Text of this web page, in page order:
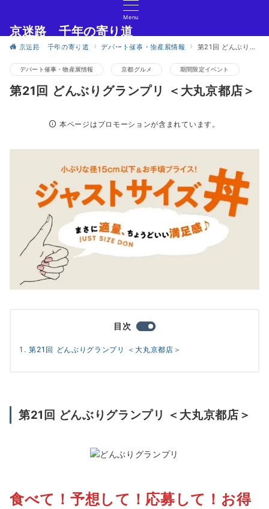
Menu
京迷路 千年の寄り道
京都の観光イベント・グルメ・ショッピングの情報サイト
京迷路 千年の寄り道 デパート催事・物産展情報 第21回 どんぶりグランプリ ＜大丸京都店＞
デパート催事・物産展情報 京都グルメ 期間限定イベント
第21回 どんぶりグランプリ ＜大丸京都店＞
本ページはプロモーションが含まれています。
目次
第21回 どんぶりグランプリ ＜大丸京都店＞
第21回 どんぶりグランプリ ＜大丸京都店＞
食べて！予想して！応募して！お得